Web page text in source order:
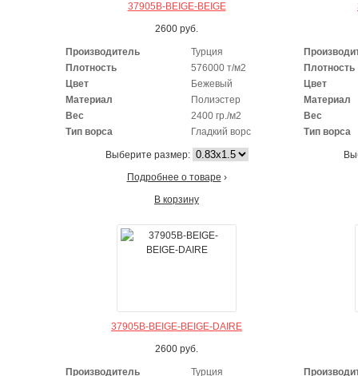
37905B-BEIGE-BEIGE
2600 руб.
Производитель
Турция
Плотность
576000 т/м2
Цвет
Бежевый
Материал
Полиэстер
Вес
2400 гр./м2
Тип ворса
Гладкий ворс
Выберите размер:
Подробнее о товаре ›
В корзину
Плотность
Цвет
Материал
Вес
Тип ворса
37905B-BEIGE-BEIGE-DAIRE
2600 руб.
Производитель
Турция